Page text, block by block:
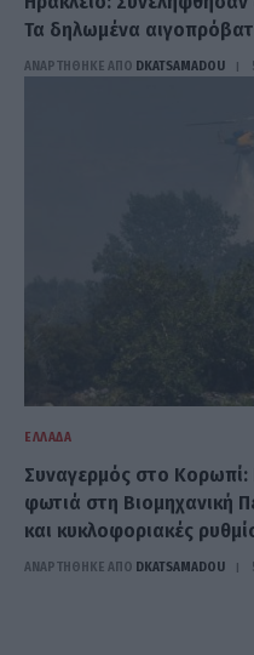
Τα δηλωμένα
ΑΝΑΡΤΗΘΗΚΕ ΑΠΟ DKATSAMADOU
ΕΛΛΆΔΑ
Συναγερμός στο Κορωπί:
φωτιά στη Βιομηχανική
και κυκλοφοριακές
ΑΝΑΡΤΗΘΗΚΕ ΑΠΟ DKATSAMADOU